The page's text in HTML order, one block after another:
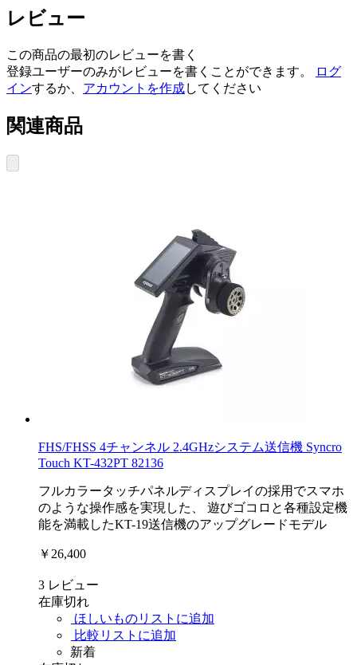
レビュー
この商品の最初のレビューを書く
登録ユーザーのみがレビューを書くことができます。
ログ
インするか、 アカウントを作成してください
関連商品
FHS/FHSS 4チャンネル 2.4GHzシステム送信機 Syncro
Touch KT-432PT 82136
フルカラータッチパネルディスプレイの採用でスマホ
のような操作感を実現した、 遊びゴコロと各種設定機
能を満載したKT-19送信機のアップグレードモデル
￥26,400
3 レビュー
在庫切れ
ほしいものリストに追加
比較リストに追加
新着